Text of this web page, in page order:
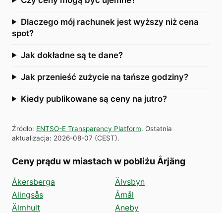
Dlaczego mój rachunek jest wyższy niż cena
spot?
Jak dokładne są te dane?
Jak przenieść zużycie na tańsze godziny?
Kiedy publikowane są ceny na jutro?
Źródło: ENTSO-E Transparency Platform. Ostatnia
aktualizacja: 2026-08-07 (CEST).
Ceny prądu w miastach w pobliżu Årjäng
Åkersberga
Alingsås
Älmhult
Älvsbyn
Åmål
Aneby